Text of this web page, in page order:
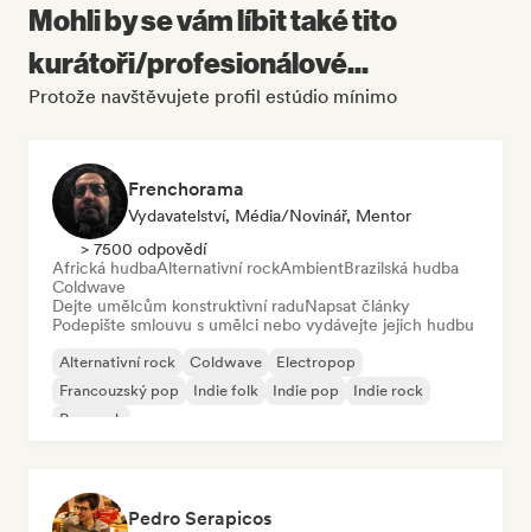
Mohli by se vám líbit také tito
kurátoři/profesionálové...
Protože navštěvujete profil estúdio mínimo
Frenchorama
Vydavatelství, Média/novinář, Mentor
> 7500 odpovědí
Africká hudbaAlternativní rockAmbientBrazilská hudba
Coldwave
Dejte umělcům konstruktivní raduNapsat články
Podepište smlouvu s umělci nebo vydávejte jejich hudbu
Alternativní rock Coldwave
Electropop
Francouzský pop
Indie folk Indie pop
Indie rock
Pop rock
Pedro Serapicos